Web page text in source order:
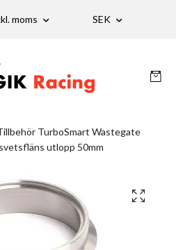
moms SEK
TurboSmart Wastegate
utlopp 50mm